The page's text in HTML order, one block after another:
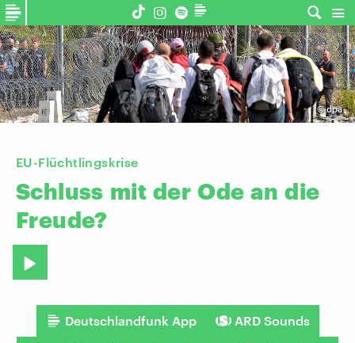
©dpa
EU-Flüchtlingskrise
Schluss mit der Ode an die
Freude?
Deutschlandfunk App ARD Sounds